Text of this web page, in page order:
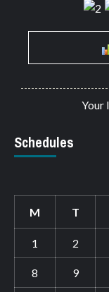
Your
Schedules
M T
1 2
8 9